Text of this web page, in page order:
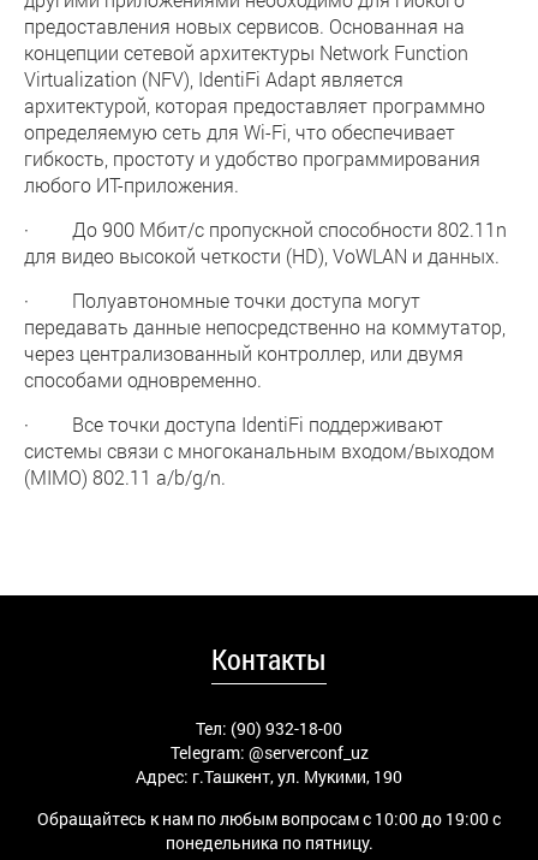
предоставления новых сервисов. Основанная на
концепции сетевой архитектуры Network Function
Virtualization (NFV), IdentiFi Adapt является
архитектурой, которая предоставляет программно
определяемую сеть для Wi-Fi, что обеспечивает
гибкость, простоту и удобство программирования
любого ИТ-приложения.
· До 900 Мбит/с пропускной способности 802.11n
для видео высокой четкости (HD), VoWLAN и данных.
· Полуавтономные точки доступа могут
передавать данные непосредственно на коммутатор,
через централизованный контроллер, или двумя
способами одновременно.
· Все точки доступа IdentiFi поддерживают
системы связи с многоканальным входом/выходом
(MIMO) 802.11 a/b/g/n.
Контакты
Тел: (90) 932-18-00
Telegram: @serverconf_uz
Адрес: г.Ташкент, ул. Мукими, 190
Обращайтесь к нам по любым вопросам с 10:00 до 19:00 с
понедельника по пятницу.